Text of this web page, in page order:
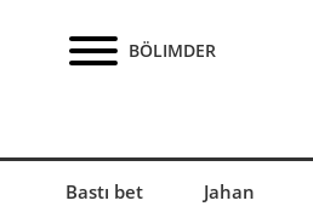
BÖLIMDER
Bastı bet Jahan